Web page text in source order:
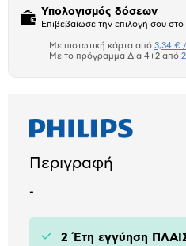
Υπολογισμός δόσεων
Επιβεβαίωσε την επιλογή σου
Πιστωτική
Αριθμός δόσεων
Με πιστωτική κάρτα από 3,34 €
Με το πρόγραμμα Δια 4+2 από
Περιγραφή
-
2 Έτη εγγύηση